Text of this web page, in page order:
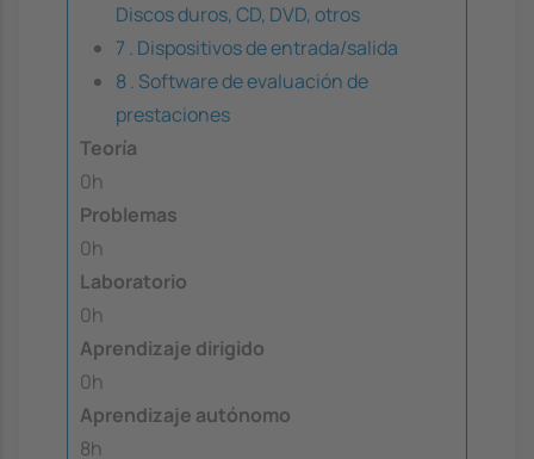
Discos duros, CD, DVD, otros
7 . Dispositivos de entrada/salida
8 . Software de evaluación de
prestaciones
Teoría
0h
Problemas
0h
Laboratorio
0h
Aprendizaje dirigido
0h
Aprendizaje autónomo
8h